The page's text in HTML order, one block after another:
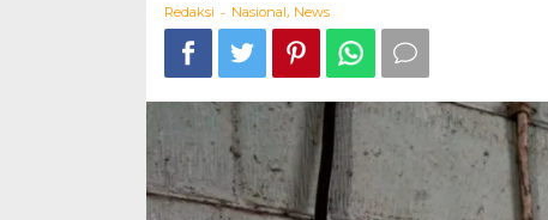
2021
Redaksi - Nasional, News